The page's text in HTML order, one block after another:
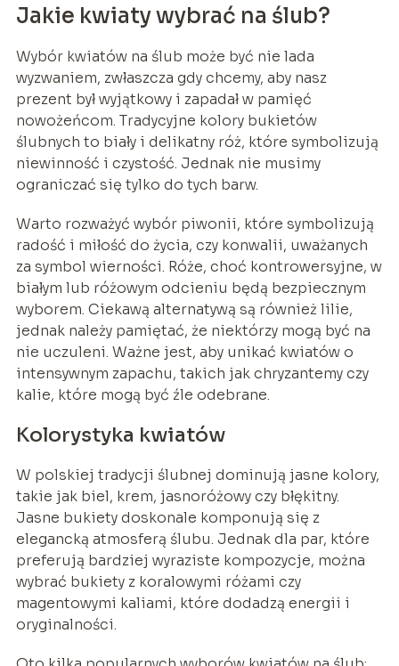
Jakie kwiaty wybrać na ślub?
Wybór kwiatów na ślub może być nie lada
wyzwaniem, zwłaszcza gdy chcemy, aby nasz
prezent był wyjątkowy i zapadał w pamięć
nowożeńcom. Tradycyjne kolory bukietów
ślubnych to biały i delikatny róż, które symbolizują
niewinność i czystość. Jednak nie musimy
ograniczać się tylko do tych barw.
Warto rozważyć wybór piwonii, które symbolizują
radość i miłość do życia, czy konwalii, uważanych
za symbol wierności. Róże, choć kontrowersyjne, w
białym lub różowym odcieniu będą bezpiecznym
wyborem. Ciekawą alternatywą są również lilie,
jednak należy pamiętać, że niektórzy mogą być na
nie uczuleni. Ważne jest, aby unikać kwiatów o
intensywnym zapachu, takich jak chryzantemy czy
kalie, które mogą być źle odebrane.
Kolorystyka kwiatów
W polskiej tradycji ślubnej dominują jasne kolory,
takie jak biel, krem, jasnoróżowy czy błękitny.
Jasne bukiety doskonale komponują się z
elegancką atmosferą ślubu. Jednak dla par, które
preferują bardziej wyraziste kompozycje, można
wybrać bukiety z koralowymi różami czy
magentowymi kaliami, które dodadzą energii i
oryginalności.